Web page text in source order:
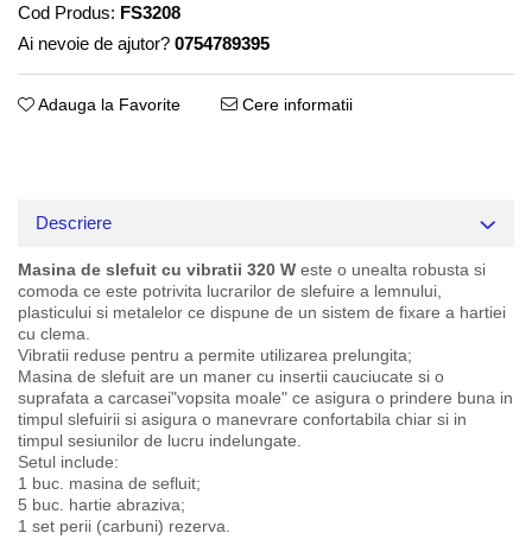
Cod Produs: FS3208
Ai nevoie de ajutor? 0754789395
Adauga la Favorite Cere informatii
Descriere
Masina de slefuit cu vibratii 320 W este o unealta robusta si
comoda ce este potrivita lucrarilor de slefuire a lemnului,
plasticului si metalelor ce dispune de un sistem de fixare a hartiei
cu clema.
Vibratii reduse pentru a permite utilizarea prelungita;
Masina de slefuit are un maner cu insertii cauciucate si o
suprafata a carcasei"vopsita moale" ce asigura o prindere buna in
timpul slefuirii si asigura o manevrare confortabila chiar si in
timpul sesiunilor de lucru indelungate.
Setul include:
1 buc. masina de sefluit;
5 buc. hartie abraziva;
1 set perii (carbuni) rezerva.